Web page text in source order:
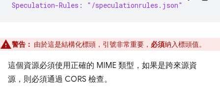
Speculation-Rules: "/speculationrules.json"
警告： 由於這是結構化標頭，引號非常重要， 必須納入標頭值。
這個資源必須使用正確的 MIME 類型，如果是跨來源資
源，則必須通過 CORS 檢查。